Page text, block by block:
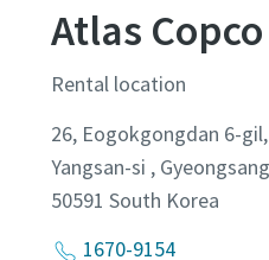
Atlas
Rental location
26, Eogokgongdan 6-gil,
Yangsan-si ,
50591South Korea
1670-9154